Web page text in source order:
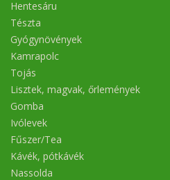
Hentesáru
Tészta
Gyógynövények
Kamrapolc
Tojás
Lisztek, magvak, őrlemények
Gomba
Ivólevek
Fűszer/Tea
Kávék, pótkávék
Nassolda